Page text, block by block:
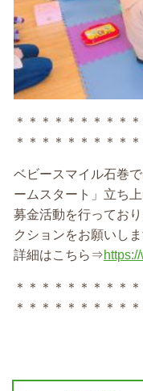
＊＊＊＊＊＊＊＊＊
＊＊＊＊＊＊＊＊＊
ベビースマイル石巻
ームスタート」立ち
募金活動を行ってお
クションをお願いしま
詳細はこちら⇒
＊＊＊＊＊＊＊＊＊
＊＊＊＊＊＊＊＊＊